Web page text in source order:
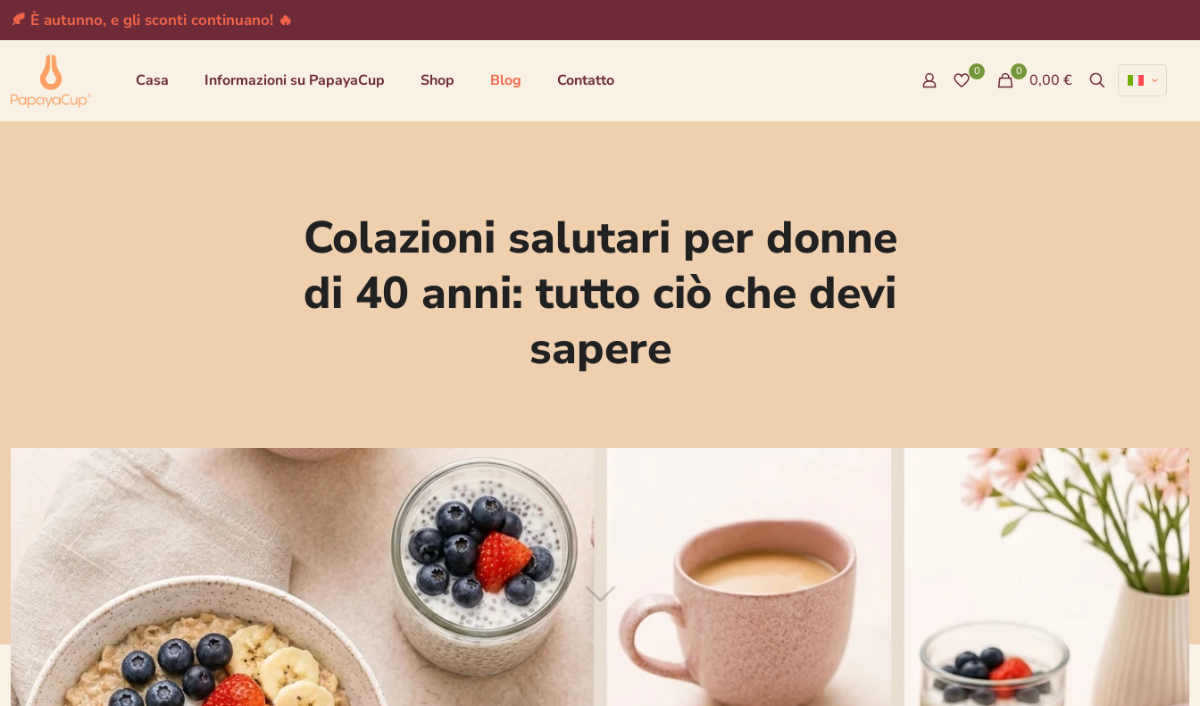
🍂 È autunno, e gli sconti continuano! 🔥
Casa Informazioni su PapayaCup Shop Blog Contatto 0 0 0,00 €
Colazioni salutari per donne
di 40 anni: tutto ciò che devi
sapere